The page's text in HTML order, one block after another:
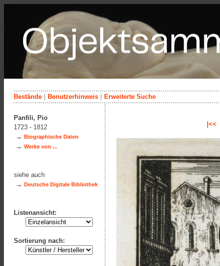
Bestände Benutzerhinweis Erweiterte Suche
|<<
Panfili, Pio
1723 - 1812
→ Biographische Daten
→ Werke von ...
siehe auch
→ Deutsche Digitale Bibliothek
Listenansicht:
Sortierung nach: